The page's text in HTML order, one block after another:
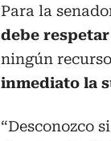
Para la
debe
ningún
inmediato la
“Desconozco